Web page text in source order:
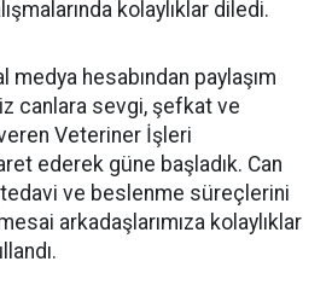
kolaylıklar diledi.
hesabından paylaşım
canlara sevgi, şefkat ve
Veteriner İşleri
ederek güne başladık. Can
tedavi ve beslenme süreçlerini
arkadaşlarımıza kolaylıklar